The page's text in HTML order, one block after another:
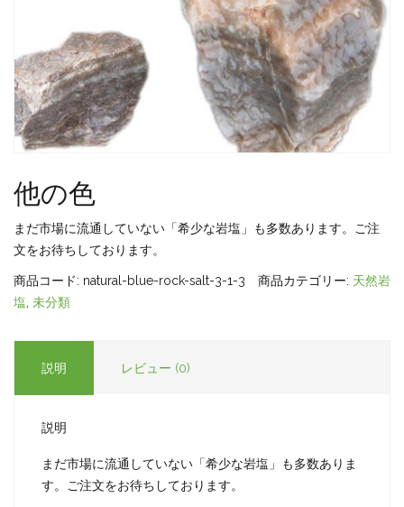
他の色
まだ市場に流通していない「希少な岩塩」も多数あります。ご注
文をお待ちしております。
商品コード: natural-blue-rock-salt-3-1-3 商品カテゴリー: 天然岩
塩 未分類
説明 レビュー (0)
説明
まだ市場に流通していない「希少な岩塩」も多数ありま
す。ご注文をお待ちしております。